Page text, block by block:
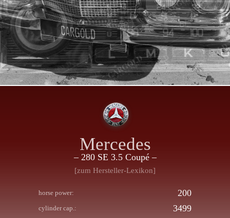
Mercedes
– 280 SE 3.5 Coupé –
[zum Hersteller-Lexikon]
horse power: 200
cylinder cap.: 3499